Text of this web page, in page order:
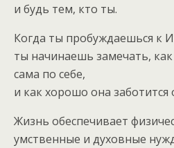
и будь тем, кто ты.
Когда ты пробуждаешься к
ты начинаешь замечать,
сама по себе,
и как хорошо она заботится
Жизнь обеспечивает
умственные и духовные